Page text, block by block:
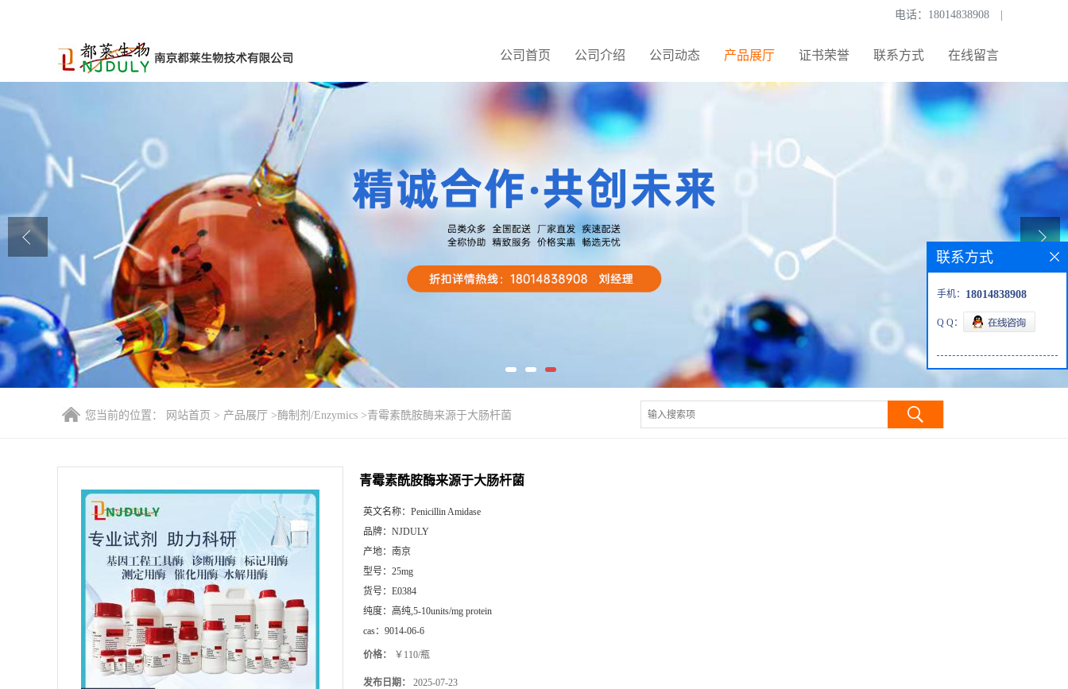
电话： 18014838908
公司首页 公司介绍 公司动态 产品展厅 证书荣誉 联系方式 在线留言
公司首页
公司动态
产品展厅
证书荣誉
联系方式
在线留言
您当前的位置： 网站首页 > 产品展厅 >酶制剂/Enzymics >青霉素酰胺酶来源于大肠杆菌
青霉素酰胺酶来源于大肠杆菌
英文名称： Penicillin Amidase
品牌： NJDULY
产地： 南京
型号： 25mg
货号： E0384
纯度： 高纯,5-10units/mg protein
cas： 9014-06-6
价格： ￥110/瓶
发布日期： 2025-07-23
联系方式
手机： 18014838908
Q Q：